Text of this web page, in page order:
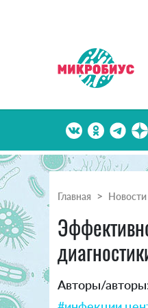
Главная Новости
Авторы/